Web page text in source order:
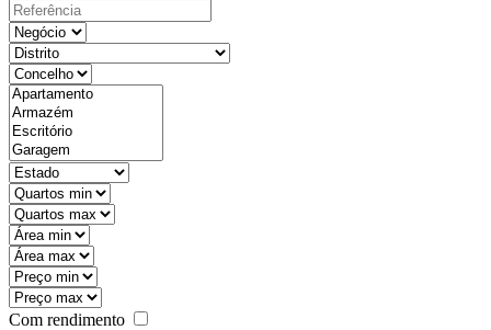
Com rendimento